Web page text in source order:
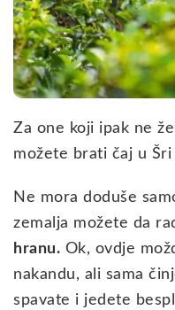
Za one koji ipak ne
možete brati čaj u Šri
Ne mora doduše
zemalja možete da
hranu. Ok, ovdje
nakandu, ali sama
spavate i jedete